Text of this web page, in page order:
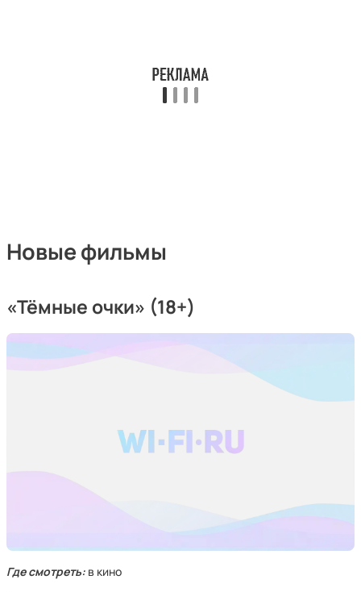
Новые фильмы
«Тёмные очки» (18+)
Где смотреть: в кино